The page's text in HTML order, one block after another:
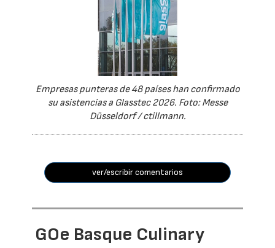
Empresas punteras de 48 países han confirmado
su asistencias a Glasstec 2026. Foto: Messe
Düsseldorf / ctillmann.
ver/escribir comentarios
GOe Basque Culinary